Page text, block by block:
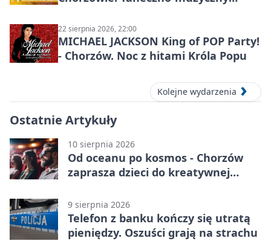
22 sierpnia 2026, 22:00
MICHAEL JACKSON King of POP Party!
- Chorzów. Noc z hitami Króla Popu
Kolejne wydarzenia
Ostatnie Artykuły
10 sierpnia 2026
Od oceanu po kosmos - Chorzów
zaprasza dzieci do kreatywnej
9 sierpnia 2026
Telefon z banku kończy się utratą
pieniędzy. Oszuści grają na strachu